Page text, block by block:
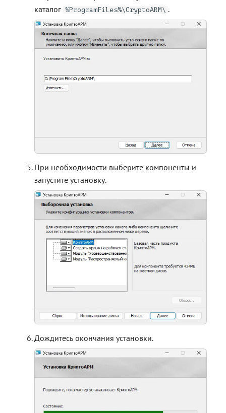
каталог %ProgramFiles%\CryptoARM\ .
При необходимости выберите компоненты и
запустите установку.
Дождитесь окончания установки.